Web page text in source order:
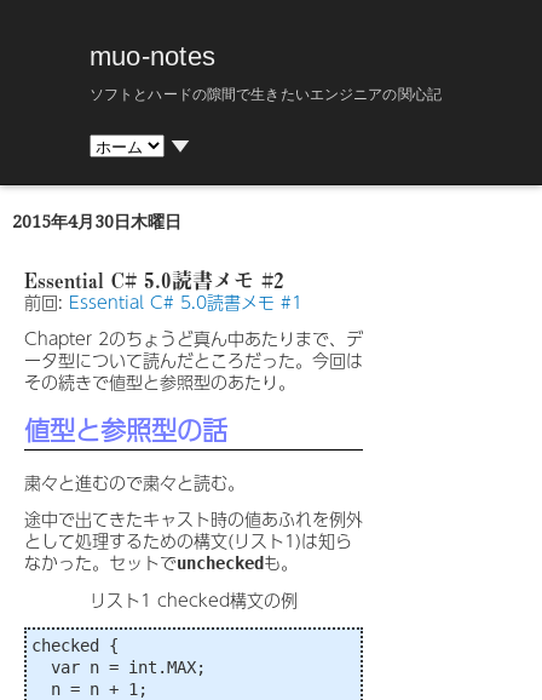
muo-notes
ソフトとハードの隙間で生きたいエンジニアの関心記
▼
2015年4月30日木曜日
Essential C# 5.0読書メモ #2
前回: Essential C# 5.0読書メモ #1
Chapter 2のちょうど真ん中あたりまで、デ
ータ型について読んだところだった。今回は
その続きで値型と参照型のあたり。
値型と参照型の話
粛々と進むので粛々と読む。
途中で出てきたキャスト時の値あふれを例外
として処理するための構文(リスト1)は知ら
なかった。セットでuncheckedも。
リスト1 checked構文の例
checked {
  var n = int.MAX;
  n = n + 1;